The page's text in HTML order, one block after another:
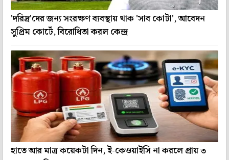
'দরিদ্র'দের জন্য সংরক্ষণ ব্যবস্থায় থাক 'সাব কোটা', আবেদন
সুপ্রিম কোর্টে, বিরোধিতা করল কেন্দ্র
হাতে আর মাত্র কয়েকটা দিন, ই-কেওয়াইসি না করলে প্রায় ৩